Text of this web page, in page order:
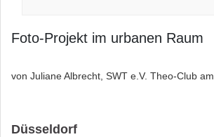
Foto-Projekt im urbanen Raum
von Juliane Albrecht, SWT e.V. Theo-Club am
Düsseldorf